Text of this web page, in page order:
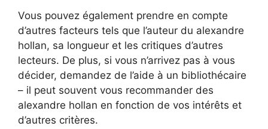
Vous pouvez également prendre en compte
d’autres facteurs tels que l’auteur du alexandre
hollan, sa longueur et les critiques d’autres
lecteurs. De plus, si vous n’arrivez pas à vous
décider, demandez de l’aide à un bibliothécaire
– il peut souvent vous recommander des
alexandre hollan en fonction de vos intérêts et
d’autres critères.